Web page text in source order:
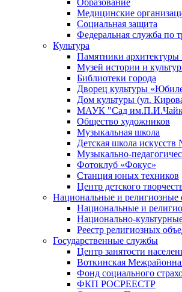
Образование
Медицинские
Социальная защита
Федеральная служба по
Культура
Памятники архитектуры
Музей истории и
Библиотеки города
Дворец культуры
Дом культуры (ул.
МАУК "Сад
Общество художников
Музыкальная школа
Детская школа искусств
Музыкально-
Фотоклуб «Фокус»
Станция юных техников
Центр детского
Национальные и религиозные
Национальные и
Национально-
Реестр религиозных
Государственные службы
Центр занятости
Воткинская
Фонд социального
ФКП РОСРЕЕСТР